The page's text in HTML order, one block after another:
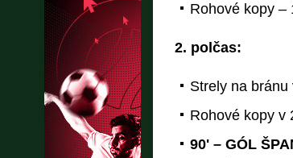
Rohové kopy –
2. polčas:
Strely na
Rohové kopy v
90' – GÓL